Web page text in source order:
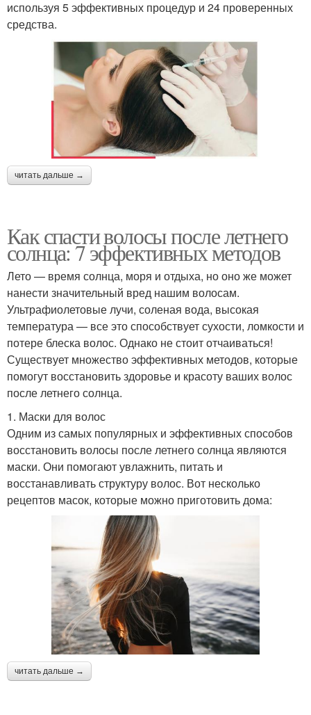
используя 5 эффективных процедур и 24 проверенных
средства.
читать дальше →
Как спасти волосы после летнего
солнца: 7 эффективных методов
Лето — время солнца, моря и отдыха, но оно же может
нанести значительный вред нашим волосам.
Ультрафиолетовые лучи, соленая вода, высокая
температура — все это способствует сухости, ломкости и
потере блеска волос. Однако не стоит отчаиваться!
Существует множество эффективных методов, которые
помогут восстановить здоровье и красоту ваших волос
после летнего солнца.
1. Маски для волос
Одним из самых популярных и эффективных способов
восстановить волосы после летнего солнца являются
маски. Они помогают увлажнить, питать и
восстанавливать структуру волос. Вот несколько
рецептов масок, которые можно приготовить дома:
читать дальше →